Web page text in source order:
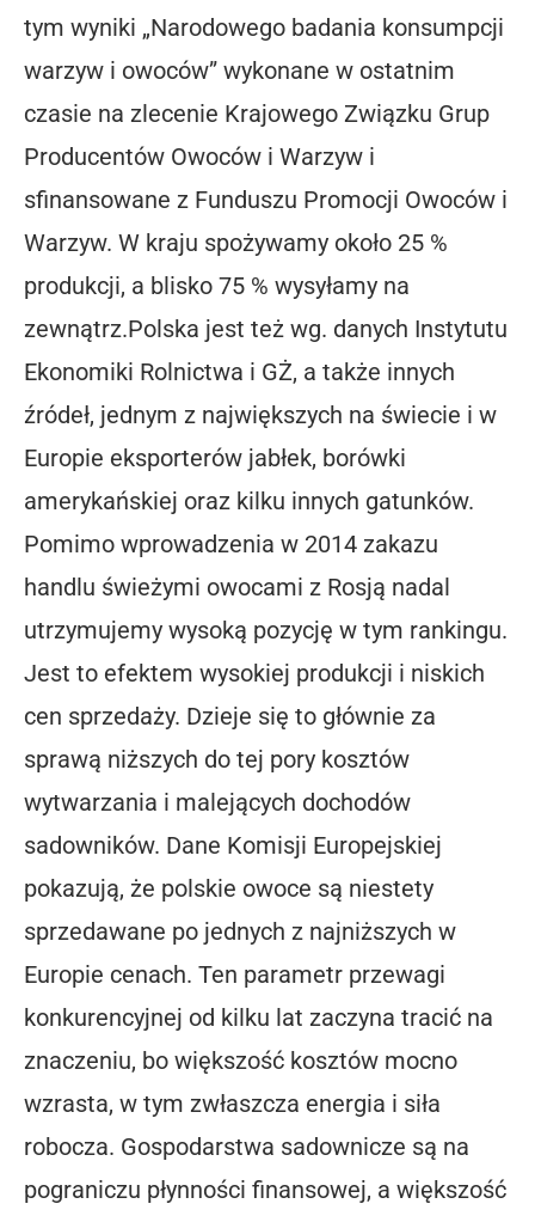
tym wyniki „Narodowego badania konsumpcji
warzyw i owoców” wykonane w ostatnim
czasie na zlecenie Krajowego Związku Grup
Producentów Owoców i Warzyw i
sfinansowane z Funduszu Promocji Owoców i
Warzyw. W kraju spożywamy około 25 %
produkcji, a blisko 75 % wysyłamy na
zewnątrz.Polska jest też wg. danych Instytutu
Ekonomiki Rolnictwa i GŻ, a także innych
źródeł, jednym z największych na świecie i w
Europie eksporterów jabłek, borówki
amerykańskiej oraz kilku innych gatunków.
Pomimo wprowadzenia w 2014 zakazu
handlu świeżymi owocami z Rosją nadal
utrzymujemy wysoką pozycję w tym rankingu.
Jest to efektem wysokiej produkcji i niskich
cen sprzedaży. Dzieje się to głównie za
sprawą niższych do tej pory kosztów
wytwarzania i malejących dochodów
sadowników. Dane Komisji Europejskiej
pokazują, że polskie owoce są niestety
sprzedawane po jednych z najniższych w
Europie cenach. Ten parametr przewagi
konkurencyjnej od kilku lat zaczyna tracić na
znaczeniu, bo większość kosztów mocno
wzrasta, w tym zwłaszcza energia i siła
robocza. Gospodarstwa sadownicze są na
pograniczu płynności finansowej, a większość